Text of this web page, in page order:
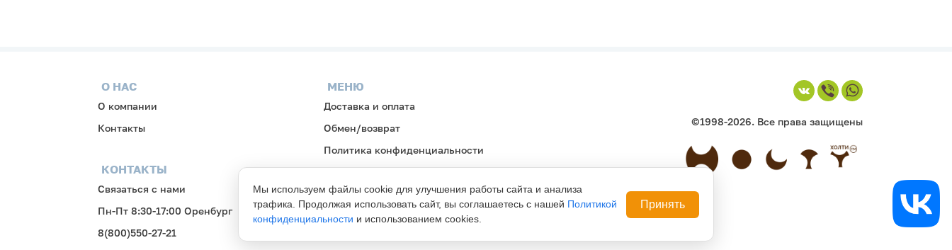
О НАС
О компании
Контакты
МЕНЮ
Доставка и оплата
Обмен/возврат
Политика конфиденциальности
КОНТАКТЫ
Связаться с нами
Пн-Пт 8:30-17:00 Оренбург
8(800)550-27-21
©1998-2026. Все права защищены
Мы используем файлы cookie для улучшения работы сайта и анализа
трафика. Продолжая использовать сайт, вы соглашаетесь с нашей Политикой
конфиденциальности и использованием cookies.
Принять